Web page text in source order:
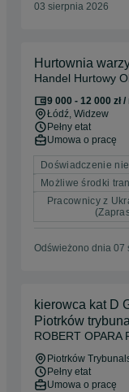
03 sierpnia 2026
Hurtownia
Handel Hurtowy
9 000 - 12 000 zł
Łódź, Widzew
Pełny etat
Umowa o pracę
Doświadczenie
Możliwe środki
Pracownicy z
Odświeżono dnia 07
kierowca kat D
Piotrków
ROBERT OPARA
Piotrków
Pełny etat
Umowa o pracę